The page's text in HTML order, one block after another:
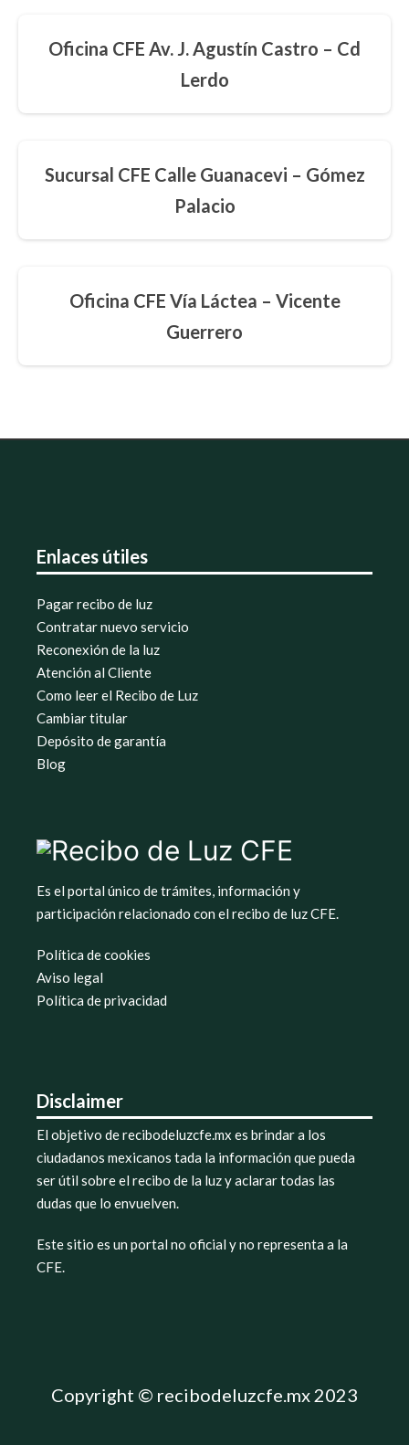
Oficina CFE Av. J. Agustín Castro – Cd
Lerdo
Sucursal CFE Calle Guanacevi – Gómez
Palacio
Oficina CFE Vía Láctea – Vicente
Guerrero
Enlaces útiles
Pagar recibo de luz
Contratar nuevo servicio
Reconexión de la luz
Atención al Cliente
Como leer el Recibo de Luz
Cambiar titular
Depósito de garantía
Blog
Es el portal único de trámites, información y
participación relacionado con el recibo de luz CFE.
Política de cookies
Aviso legal
Política de privacidad
Disclaimer
El objetivo de recibodeluzcfe.mx es brindar a los
ciudadanos mexicanos tada la información que pueda
ser útil sobre el recibo de la luz y aclarar todas las
dudas que lo envuelven.
Este sitio es un portal no oficial y no representa a la
CFE.
Copyright © recibodeluzcfe.mx 2023